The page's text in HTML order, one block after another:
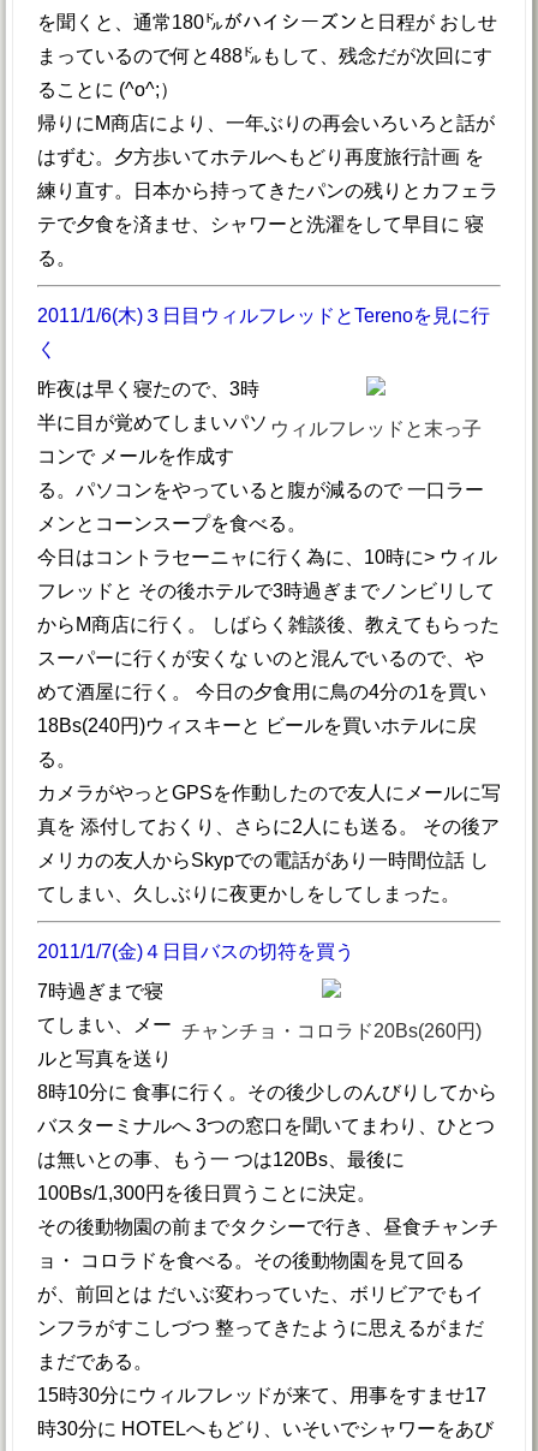
を聞くと、通常180㌦がハイシーズンと日程が おしせ
まっているので何と488㌦もして、残念だが次回にす
ることに (^o^;）
帰りにM商店により、一年ぶりの再会いろいろと話が
はずむ。夕方歩いてホテルへもどり再度旅行計画 を
練り直す。日本から持ってきたパンの残りとカフェラ
テで夕食を済ませ、シャワーと洗濯をして早目に 寝
る。
2011/1/6(木)３日目ウィルフレッドとTerenoを見に行
く
ウィルフレッドと末っ子
昨夜は早く寝たので、3時
半に目が覚めてしまいパソ
コンで メールを作成す
る。パソコンをやっていると腹が減るので 一口ラー
メンとコーンスープを食べる。
今日はコントラセーニャに行く為に、10時に> ウィル
フレッドと その後ホテルで3時過ぎまでノンビリして
からM商店に行く。 しばらく雑談後、教えてもらった
スーパーに行くが安くな いのと混んでいるので、や
めて酒屋に行く。 今日の夕食用に鳥の4分の1を買い
18Bs(240円)ウィスキーと ビールを買いホテルに戻
る。
カメラがやっとGPSを作動したので友人にメールに写
真を 添付しておくり、さらに2人にも送る。 その後ア
メリカの友人からSkypでの電話があり一時間位話 し
てしまい、久しぶりに夜更かしをしてしまった。
2011/1/7(金)４日目バスの切符を買う
チャンチョ・コロラド20Bs(260円)
7時過ぎまで寝
てしまい、メー
ルと写真を送り
8時10分に 食事に行く。その後少しのんびりしてから
バスターミナルへ 3つの窓口を聞いてまわり、ひとつ
は無いとの事、もう一 つは120Bs、最後に
100Bs/1,300円を後日買うことに決定。
その後動物園の前までタクシーで行き、昼食チャンチ
ョ・ コロラドを食べる。その後動物園を見て回る
が、前回とは だいぶ変わっていた、ボリビアでもイ
ンフラがすこしづつ 整ってきたように思えるがまだ
まだである。
15時30分にウィルフレッドが来て、用事をすませ17
時30分に HOTELへもどり、いそいでシャワーをあび